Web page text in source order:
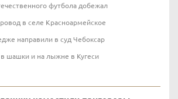
футбола добежал
в селе Красноармейское
направили в суд Чебоксар
в шашки и на лыжне в Кугеси